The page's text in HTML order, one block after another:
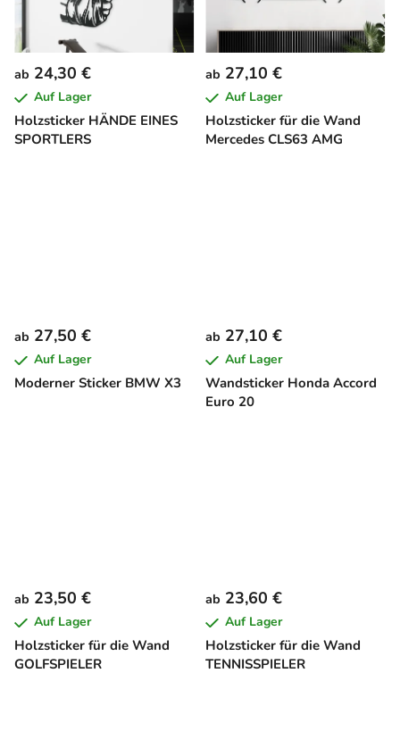
Holzsticker HÄNDE EINES
SPORTLERS
ab 24,30 €
Auf Lager
Holzsticker für die Wand
Mercedes CLS63 AMG
ab 27,10 €
Auf Lager
Moderner Sticker BMW X3
ab 27,50 €
Auf Lager
Wandsticker Honda Accord
Euro 20
ab 27,10 €
Auf Lager
Holzsticker für die Wand
GOLFSPIELER
ab 23,50 €
Auf Lager
Holzsticker für die Wand
TENNISSPIELER
ab 23,60 €
Auf Lager